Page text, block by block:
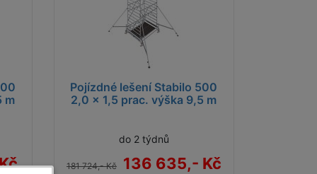
dle zvolené konfigurace a užití lešení
přemístitelné. Ideální pro malířské
m
Pojízdné lešení Stabilo 500
2,0 x 1,5 prac. výška 9,5 m
do 2 týdnů
181 724,- Kč 136 635,- Kč